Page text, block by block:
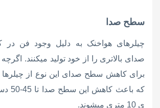
سطح صدا
چیلرهای هواخنک به دلیل وجود فن در
صدای بالاتری را از خود تولید میکنند.
برای کاهش سطح صدای این نوع از
که
ی 10 متری میشوند.